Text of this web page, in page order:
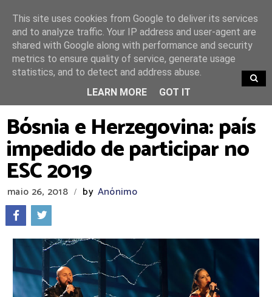
TRENDING
Bósnia e Herzegovina: país
impedido de participar no
ESC 2019
maio 26, 2018 / by Anónimo
This site uses cookies from Google to deliver its services
and to analyze traffic. Your IP address and user-agent are
shared with Google along with performance and security
metrics to ensure quality of service, generate usage
statistics, and to detect and address abuse.
LEARN MORE
GOT IT